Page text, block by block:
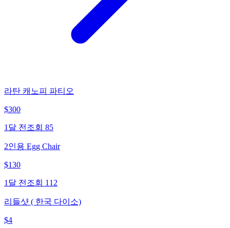
라탄 캐노피 파티오
$300
1달 전 조회 85
2인용 Egg Chair
$130
1달 전 조회 112
리들샷 ( 한국 다이소)
$4